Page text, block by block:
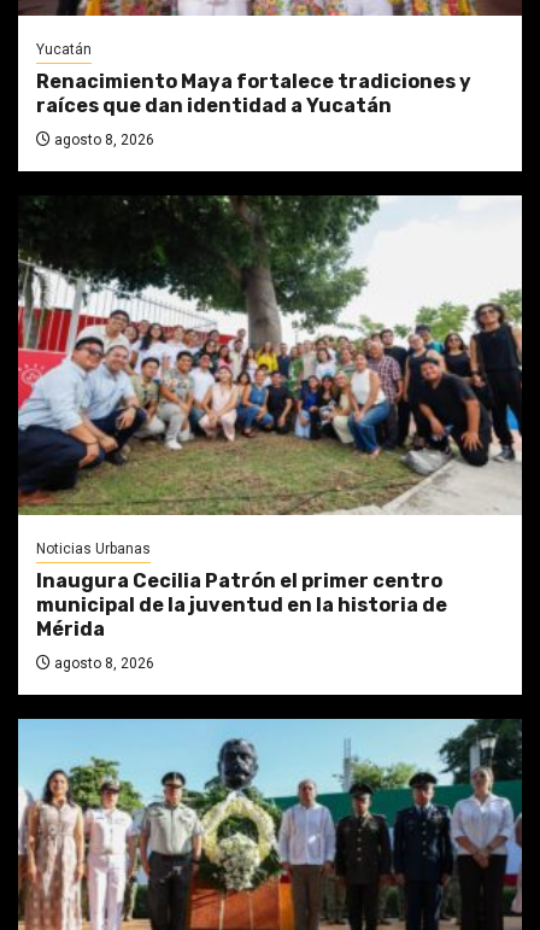
Yucatán
Renacimiento Maya fortalece tradiciones y
raíces que dan identidad a Yucatán
agosto 8, 2026
Noticias Urbanas
Inaugura Cecilia Patrón el primer centro
municipal de la juventud en la historia de
Mérida
agosto 8, 2026